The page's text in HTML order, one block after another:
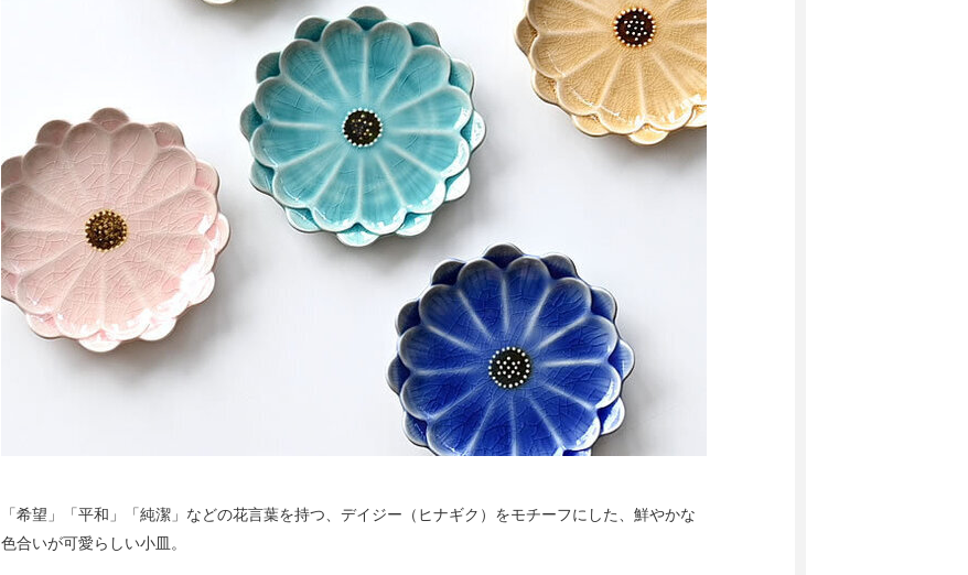
「希望」「平和」「純潔」などの花言葉を持つ、デイジー（ヒナギク）をモチーフにした、鮮やかな
色合いが可愛らしい小皿。